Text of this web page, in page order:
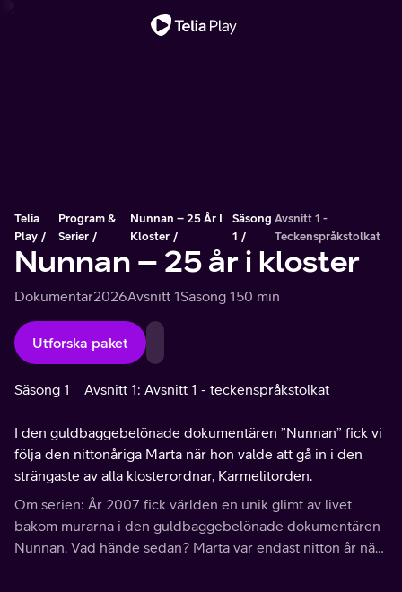
Telia
Play
Program &
Serier
Nunnan – 25 År I
Kloster
Säsong
1
Avsnitt 1 -
Teckenspråkstolkat
Nunnan – 25 år i kloster
Dokumentär2026Avsnitt 1Säsong 150 min
Utforska paket
Säsong 1 Avsnitt 1: Avsnitt 1 - teckenspråkstolkat
I den guldbaggebelönade dokumentären ”Nunnan” fick vi
följa den nittonåriga Marta när hon valde att gå in i den
strängaste av alla klosterordnar, Karmelitorden.
Om serien: År 2007 fick världen en unik glimt av livet
bakom murarna i den guldbaggebelönade dokumentären
Nunnan. Vad hände sedan? Marta var endast nitton år när